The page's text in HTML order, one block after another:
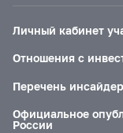
Личный кабинет
Отношения с
Перечень
Официальное
России